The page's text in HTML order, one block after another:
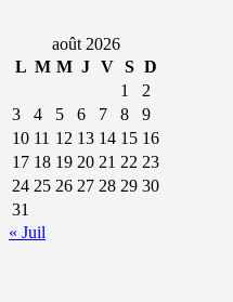
août 2026
L M M J V S D
1
2
3
4 5 6 7 8
9
10 11 12 13 14 15 16
17 18 19 20 21 22 23
24 25 26 27 28 29 30
31
« Juil